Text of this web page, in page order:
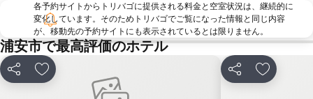
成田国際空港
横浜アリーナ
豊洲駅
横浜中華街
水道橋駅
秋葉原駅
各予約サイトからトリバゴに提供される料金と空室状況は、継続的に
変化しています。そのためトリバゴでご覧になった情報と同じ内容
が、移動先の予約サイトにも表示されているとは限りません。
浦安市で最高評価のホテル
シェア お気に入りに追加 シェア お気に入